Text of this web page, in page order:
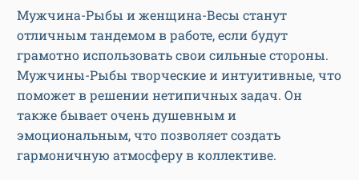
Мужчина-Рыбы и женщина-Весы станут
отличным тандемом в работе, если будут
грамотно использовать свои сильные стороны.
Мужчины-Рыбы творческие и интуитивные, что
поможет в решении нетипичных задач. Он
также бывает очень душевным и
эмоциональным, что позволяет создать
гармоничную атмосферу в коллективе.